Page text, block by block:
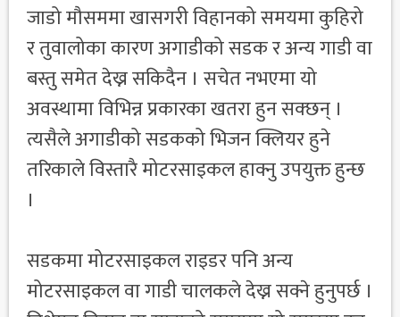
जाडो मौसममा खासगरी विहानको समयमा कुहिरो
र तुवालोका कारण अगाडीको सडक र अन्य गाडी वा
बस्तु समेत देख्न सकिदैन । सचेत नभएमा यो
अवस्थामा विभिन्न प्रकारका खतरा हुन सक्छन् ।
त्यसैले अगाडीको सडकको भिजन क्लियर हुने
तरिकाले विस्तारै मोटरसाइकल हाक्नु उपयुक्त हुन्छ
।
सडकमा मोटरसाइकल राइडर पनि अन्य
मोटरसाइकल वा गाडी चालकले देख्न सक्ने हुनुपर्छ ।